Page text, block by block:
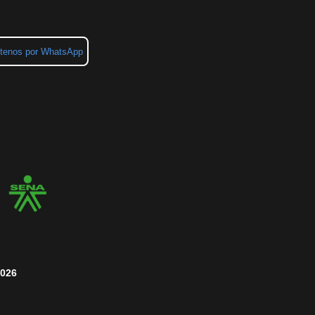
por WhatsApp